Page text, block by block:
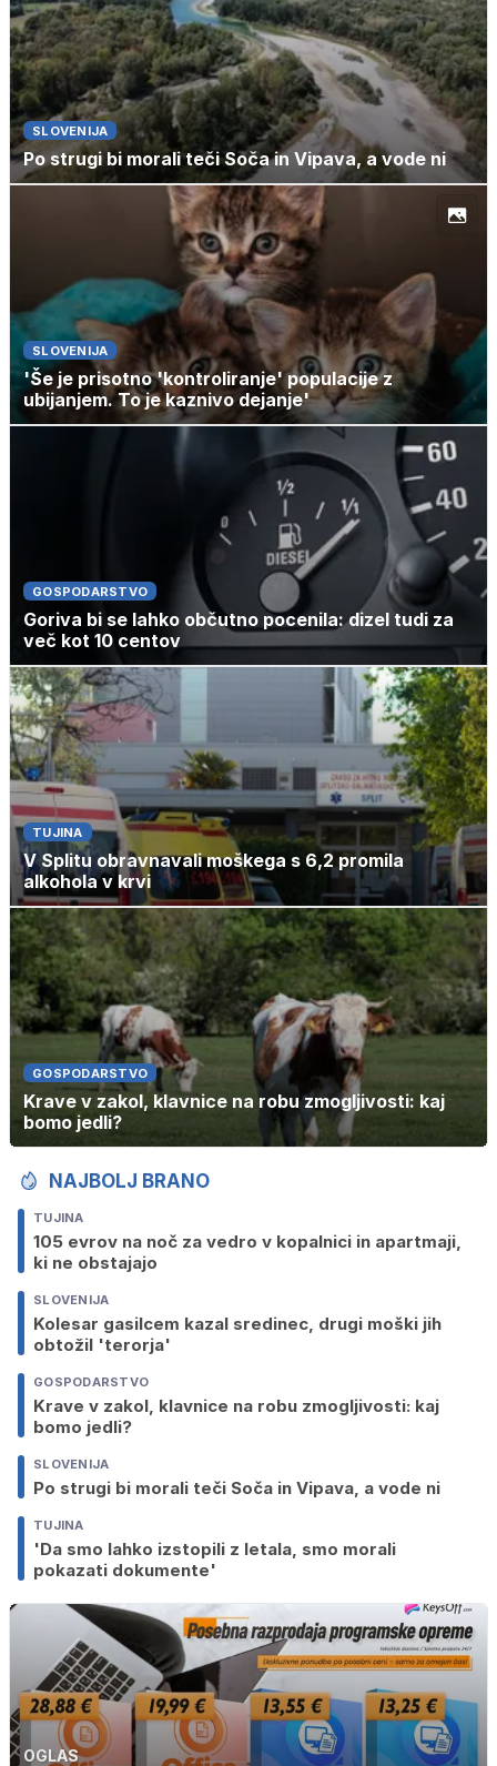
SLOVENIJA
Po strugi bi morali teči Soča in Vipava, a vode ni
SLOVENIJA
'Še je prisotno 'kontroliranje' populacije z
ubijanjem. To je kaznivo dejanje'
GOSPODARSTVO
Goriva bi se lahko občutno pocenila: dizel tudi za
več kot 10 centov
TUJINA
V Splitu obravnavali moškega s 6,2 promila
alkohola v krvi
GOSPODARSTVO
Krave v zakol, klavnice na robu zmogljivosti: kaj
bomo jedli?
NAJBOLJ BRANO
TUJINA
105 evrov na noč za vedro v kopalnici in apartmaji,
ki ne obstajajo
SLOVENIJA
Kolesar gasilcem kazal sredinec, drugi moški jih
obtožil 'terorja'
GOSPODARSTVO
Krave v zakol, klavnice na robu zmogljivosti: kaj
bomo jedli?
SLOVENIJA
Po strugi bi morali teči Soča in Vipava, a vode ni
TUJINA
'Da smo lahko izstopili z letala, smo morali
pokazati dokumente'
OGLAS